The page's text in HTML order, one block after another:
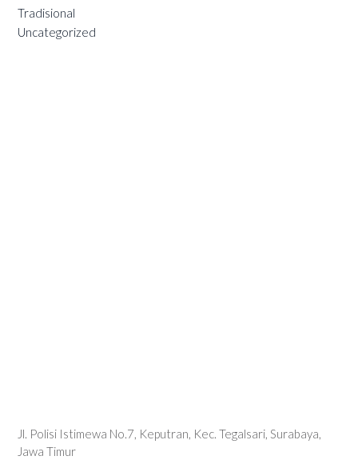
Tradisional
Uncategorized
Jl. Polisi Istimewa No.7, Keputran, Kec. Tegalsari, Surabaya,
Jawa Timur